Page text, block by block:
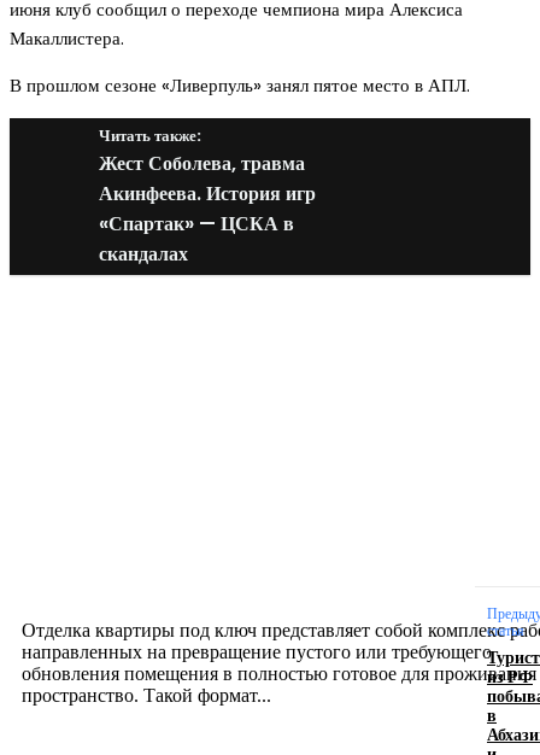
июня клуб сообщил о переходе чемпиона мира Алексиса
Макаллистера.
В прошлом сезоне «Ливерпуль» занял пятое место в АПЛ.
Читать также:
Жест Соболева, травма
Акинфеева. История игр
«Спартак» — ЦСКА в
скандалах
Отделка квартиры под ключ представляет собой комплекс
направленных на превращение пустого или требующего
обновления помещения в полностью готовое для проживания
пространство. Такой формат...
статья
Турист
из РФ
в